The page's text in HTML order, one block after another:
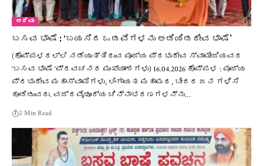
ಅರಿವು
ಬಸವ ಭಾಷೆ : ‘ಬಯಸಿದ ಒಡವೆಗಳನು ಅಡಿಯಿಡದೀವ ಭಾಷೆ’
(ಕೊಪ್ಪಳದಲ್ಲಿ ನಡೆಯುತ್ತಿರುವ ಪೂಜ್ಯ ಪ್ರಭುದೇವ ಸ್ವಾಮೀಜಿಯವರ
‘ಬಸವ ಭಾಷೆ ‘ಪ್ರವಚನದ ಮುಖ್ಯಾಂಶಗಳು) 16.04.2026 ಕೊಪ್ಪಳ : ಪೂಜ್ಯ
ಪ್ರಭುದೇವ ಮಹಾಸ್ವಾಮಿಗಳು, ಲಿಂಗಾಯತ ಮಹಾಮಠ, ಬೀದರ ಜನ ಗಳಿಸಿ
ಕೂಡಿಡುವರು. ವಜ್ರವೈಢೂರ್ಯ ಚಿನ್ನಾಭರಣಗಳನ್ನು…
2 Min Read